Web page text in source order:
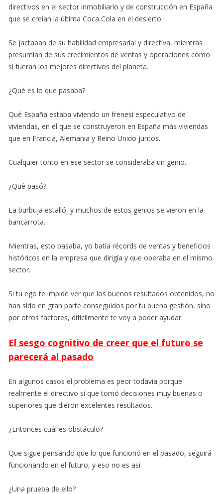
directivos en el sector inmobiliario y de construcción en España
que se creían la última Coca Cola en el desierto.
Se jactaban de su habilidad empresarial y directiva, mientras
presumían de sus crecimientos de ventas y operaciones cómo
si fueran los mejores directivos del planeta.
¿Qué es lo que pasaba?
Qué España estaba viviendo un frenesí especulativo de
viviendas, en el que se construyeron en España más viviendas
que en Francia, Alemania y Reino Unido juntos.
Cualquier tonto en ese sector se consideraba un genio.
¿Qué pasó?
La burbuja estalló, y muchos de estos genios se vieron en la
bancarrota.
Mientras, esto pasaba, yo batía récords de ventas y beneficios
históricos en la empresa que dirigía y que operaba en el mismo
sector.
Si tu ego te impide ver que los buenos resultados obtenidos, no
han sido en gran parte conseguidos por tu buena gestión, sino
por otros factores, difícilmente te voy a poder ayudar.
El sesgo cognitivo de creer que el futuro se
parecerá al pasado
En algunos casos el problema es peor todavía porque
realmente el directivo sí que tomó decisiones muy buenas o
superiores que dieron excelentes resultados.
¿Entonces cuál es obstáculo?
Que sigue pensando que lo que funcionó en el pasado, seguirá
funcionando en el futuro, y eso no es así.
¿Una prueba de ello?